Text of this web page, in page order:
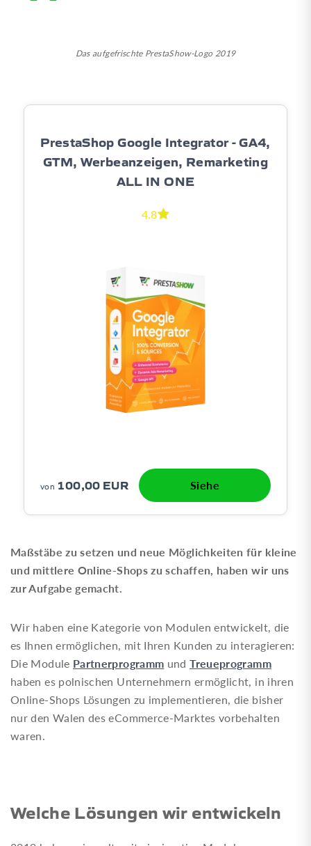
Das aufgefrischte PrestaShow-Logo 2019
PrestaShop Google Integrator - GA4,
GTM, Werbeanzeigen, Remarketing
ALL IN ONE
4.8
von 100,00 EUR Siehe
Maßstäbe zu setzen und neue Möglichkeiten für kleine
und mittlere Online-Shops zu schaffen, haben wir uns
zur Aufgabe gemacht.
Wir haben eine Kategorie von Modulen entwickelt, die
es Ihnen ermöglichen, mit Ihren Kunden zu interagieren:
Die Module Partnerprogramm undTreueprogramm
haben es polnischen Unternehmern ermöglicht, in ihren
Online-Shops Lösungen zu implementieren, die bisher
nur den Walen des eCommerce-Marktes vorbehalten
waren.
Welche Lösungen wir entwickeln